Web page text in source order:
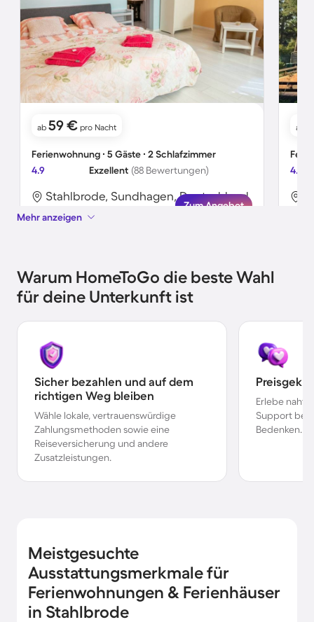
ab 59 € pro Nacht
Ferienwohnung ∙ 5 Gäste ∙ 2 Schlafzimmer
4.9
Exzellent (88 Bewertungen)
Stahlbrode, Sundhagen, Deutschland
Zum Angebot
ab
4.3
Mehr anzeigen
Warum HomeToGo die beste Wahl
für deine Unterkunft ist
Sicher bezahlen und auf dem
richtigen Weg bleiben
Wähle lokale, vertrauenswürdige
Zahlungsmethoden sowie eine
Reiseversicherung und andere
Zusatzleistungen.
Erlebe
Support bei
Bedenken.
Meistgesuchte
Ausstattungsmerkmale für
Ferienwohnungen & Ferienhäuser
in Stahlbrode